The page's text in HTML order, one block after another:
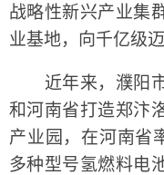
战略性新兴产业集
业基地，向千亿级
近年来，濮阳市
和河南省打造郑汴
产业园，在河南省
多种型号氢燃料电